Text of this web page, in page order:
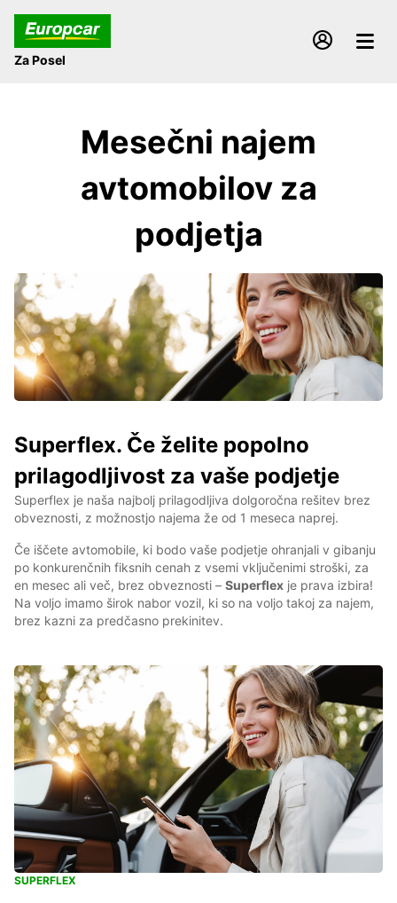
Za Posel
Mesečni najem
avtomobilov za
podjetja
Superflex. Če želite popolno
prilagodljivost za vaše podjetje
Superflex je naša najbolj prilagodljiva dolgoročna rešitev brez
obveznosti, z možnostjo najema že od 1 meseca naprej.
Če iščete avtomobile, ki bodo vaše podjetje ohranjali v gibanju
po konkurenčnih fiksnih cenah z vsemi vključenimi stroški, za
en mesec ali več, brez obveznosti – Superflex je prava izbira!
Na voljo imamo širok nabor vozil, ki so na voljo takoj za najem,
brez kazni za predčasno prekinitev.
SUPERFLEX